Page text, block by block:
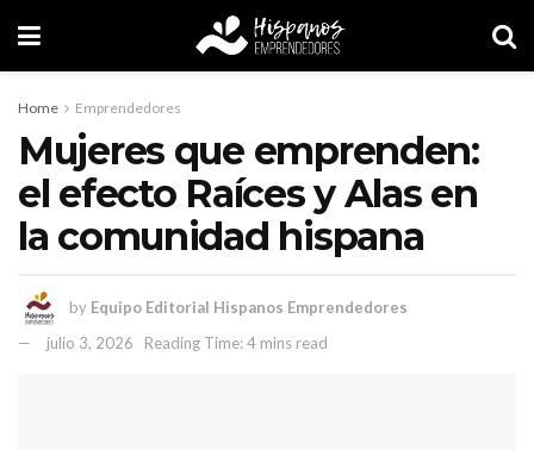
Home Emprendedores
Mujeres que emprenden:
el efecto Raíces y Alas en
la comunidad hispana
by Equipo Editorial Hispanos Emprendedores
julio 3, 2026
Reading Time: 4 mins read